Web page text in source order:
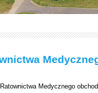
Medycznego